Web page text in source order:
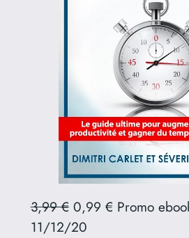
3,99 €0,99 € Promo
11/12/20